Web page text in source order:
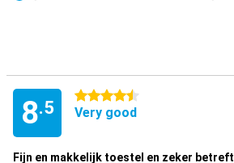
Pro
8.5
4.5 stars
Very good
Fijn en makkelijk toestel en zeker